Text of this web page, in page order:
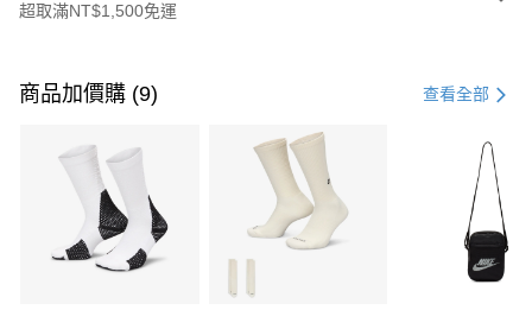
超取滿NT$1,500免運
信用卡一次付款
3 期 0 利率 每期 21家銀行
合作金庫商業銀行
第一商業銀行
華南商業銀行
彰化商業銀行
上海商業儲蓄銀行
Apple Pay
商品加價購 (9) 查看全部